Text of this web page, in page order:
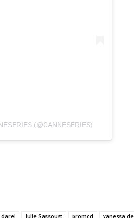
(@CANNESERIES)
Julie Sassoust promod vanessa